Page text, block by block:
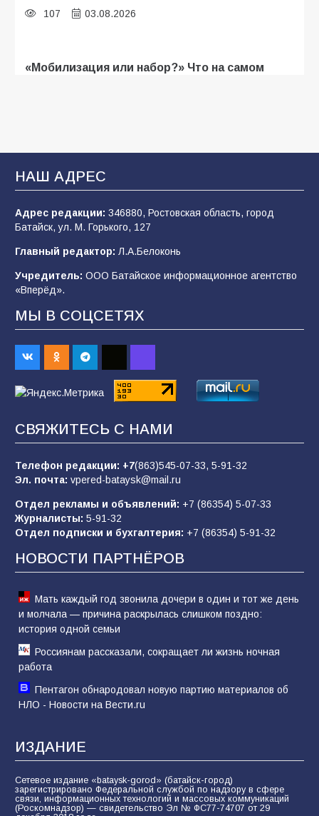
107 03.08.2026
«Мобилизация или набор?» Что на самом
В Батайске продолжаются дорожные работы
101 04.08.2026
Будет ли мобилизация в России в 2026 году
после выборов: в Госдуме дали ответ
99 06.08.2026
«Слухами Москву не возьмёшь»: почему
заявления Киева о мобилизации — это
отчаяние, а не разведка
02.08.2026
В детском саду № 35 дети освоили
спортивного праздника
76 07.08.2026
Морской квест в детском саду: как
воспитанники спасали Нептуна
74 01.08.2026
НАШ АДРЕС
Адрес редакции: 346880, Ростовская область, город
Батайск, ул. М. Горького, 127
Главный редактор: Л.А.Белоконь
Учредитель: ООО Батайское информационное агентство
«Вперёд».
МЫ В СОЦСЕТЯХ
СВЯЖИТЕСЬ С НАМИ
Телефон редакции: +7(863)545-07-33, 5-91-32
Эл. почта: vpered-bataysk@mail.ru
Отдел рекламы и объявлений: +7 (86354) 5-07-33
Журналисты: 5-91-32
Отдел подписки и бухгалтерия: +7 (86354) 5-91-32
НОВОСТИ ПАРТНЁРОВ
Мать каждый год звонила дочери в один и тот же день
и молчала — причина раскрылась слишком поздно:
история одной семьи
Россиянам рассказали, сокращает ли жизнь ночная
работа
Пентагон обнародовал новую партию материалов об
НЛО - Новости на Вести.ru
ИЗДАНИЕ
Сетевое издание «bataysk-gorod» (батайск-город)
зарегистрировано Федеральной службой по надзору в сфере
связи, информационных технологий и массовых коммуникаций
(Роскомнадзор) — свидетельство Эл № ФС77-74707 от 29